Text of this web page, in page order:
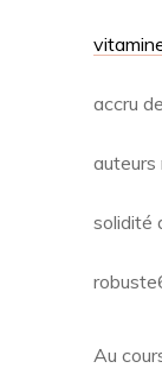
accru
auteurs
solidité
Au